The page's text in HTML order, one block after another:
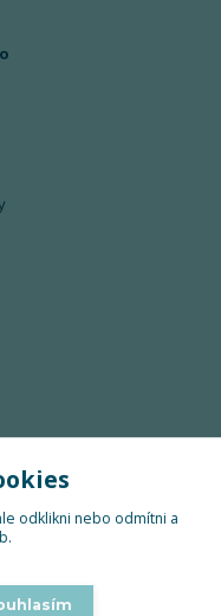
odklikni nebo odmítni a